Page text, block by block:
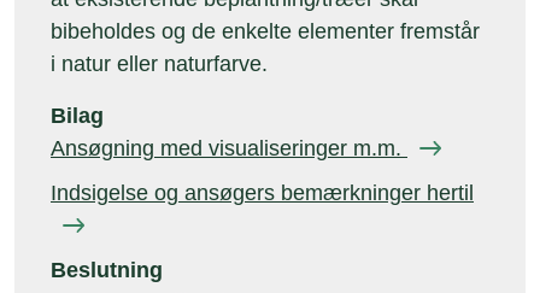
bibeholdes og de enkelte elementer fremstår
i natur eller naturfarve.
Bilag
Ansøgning med visualiseringer m.m.
Indsigelse og ansøgers bemærkninger hertil
Beslutning